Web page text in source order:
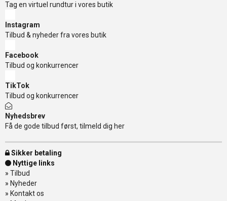
Tag en virtuel rundtur i vores butik
Instagram
Tilbud & nyheder fra vores butik
Facebook
Tilbud og konkurrencer
TikTok
Tilbud og konkurrencer
Nyhedsbrev
Få de gode tilbud først, tilmeld dig her
Sikker betaling
Nyttige links
» Tilbud
» Nyheder
» Kontakt os